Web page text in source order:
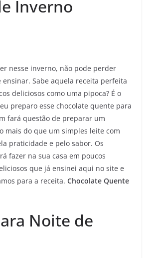
Inverno
nesse inverno, não pode perder
Sabe aquela receita perfeita
deliciosos como uma pipoca? É o
preparo esse chocolate quente para
fará questão de preparar um
mais do que um simples leite com
praticidade e pelo sabor. Os
fazer na sua casa em poucos
que já ensinei aqui no site e
para a receita. Chocolate Quente
Noite de